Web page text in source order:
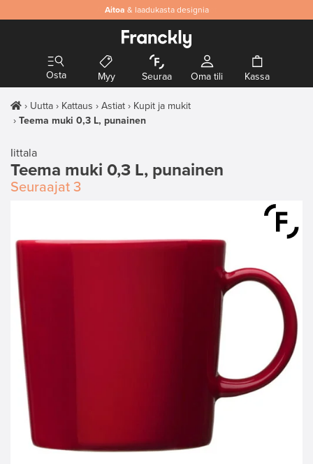
Aitoa & laadukasta designia
Osta Myy Seuraa Oma tili Kassa
Uutta Kattaus Astiat
Kupit ja mukit
Teema muki 0,3 L, punainen
Iittala
Teema muki 0,3 L, punainen
Seuraajat 3